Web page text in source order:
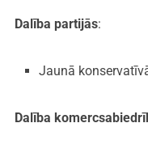
Dalība partijās:
Jaunā
Dalība